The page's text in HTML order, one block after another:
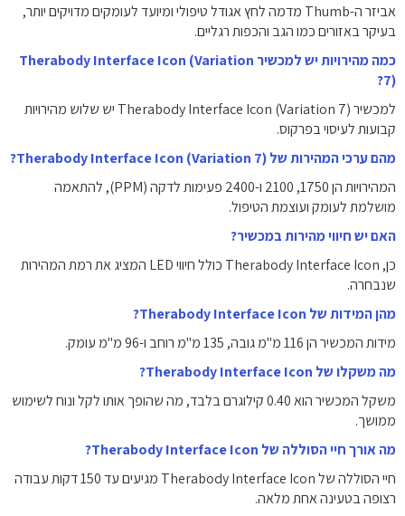
אביזר ה-Thumb מדמה לחץ אגודל טיפולי ומיועד לעומקים מדויקים יותר,
בעיקר באזורים כמו הגב והכפות רגליים.
כמה מהירויות יש למכשיר Therabody Interface Icon (Variation
7)?
למכשיר Therabody Interface Icon (Variation 7) יש שלוש מהירויות
קבועות לעיסוי בפרקוס.
מהם ערכי המהירות של Therabody Interface Icon (Variation 7)?
המהירויות הן 1750, 2100 ו-2400 פעימות לדקה (PPM), להתאמה
מושלמת לעומק ועוצמת הטיפול.
האם יש חיווי מהירות במכשיר?
כן, Therabody Interface Icon כולל חיווי LED המציג את רמת המהירות
שנבחרה.
מהן המידות של Therabody Interface Icon?
מידות המכשיר הן 116 מ"מ גובה, 135 מ"מ רוחב ו-96 מ"מ עומק.
מה משקלו של Therabody Interface Icon?
משקל המכשיר הוא 0.40 קילוגרם בלבד, מה שהופך אותו לקל ונוח לשימוש
ממושך.
מה אורך חיי הסוללה של Therabody Interface Icon?
חיי הסוללה של Therabody Interface Icon מגיעים עד 150 דקות עבודה
רצופה בטעינה אחת מלאה.